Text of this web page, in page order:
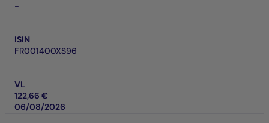
-
ISIN
FR001400XS96
VL
122,66 €
06/08/2026